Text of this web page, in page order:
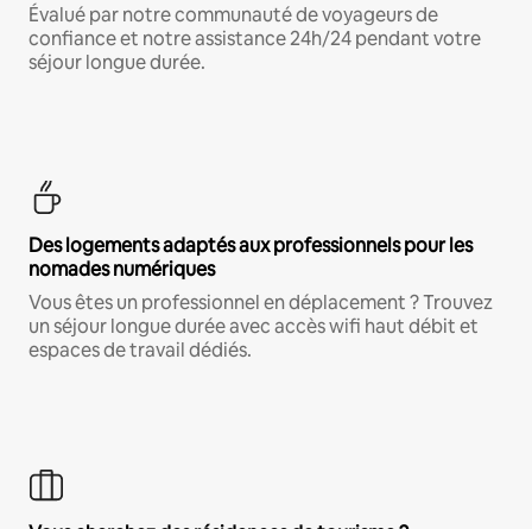
Évalué par notre communauté de voyageurs de
confiance et notre assistance 24h/24 pendant votre
séjour longue durée.
Des logements adaptés aux professionnels pour les
nomades numériques
Vous êtes un professionnel en déplacement ? Trouvez
un séjour longue durée avec accès wifi haut débit et
espaces de travail dédiés.